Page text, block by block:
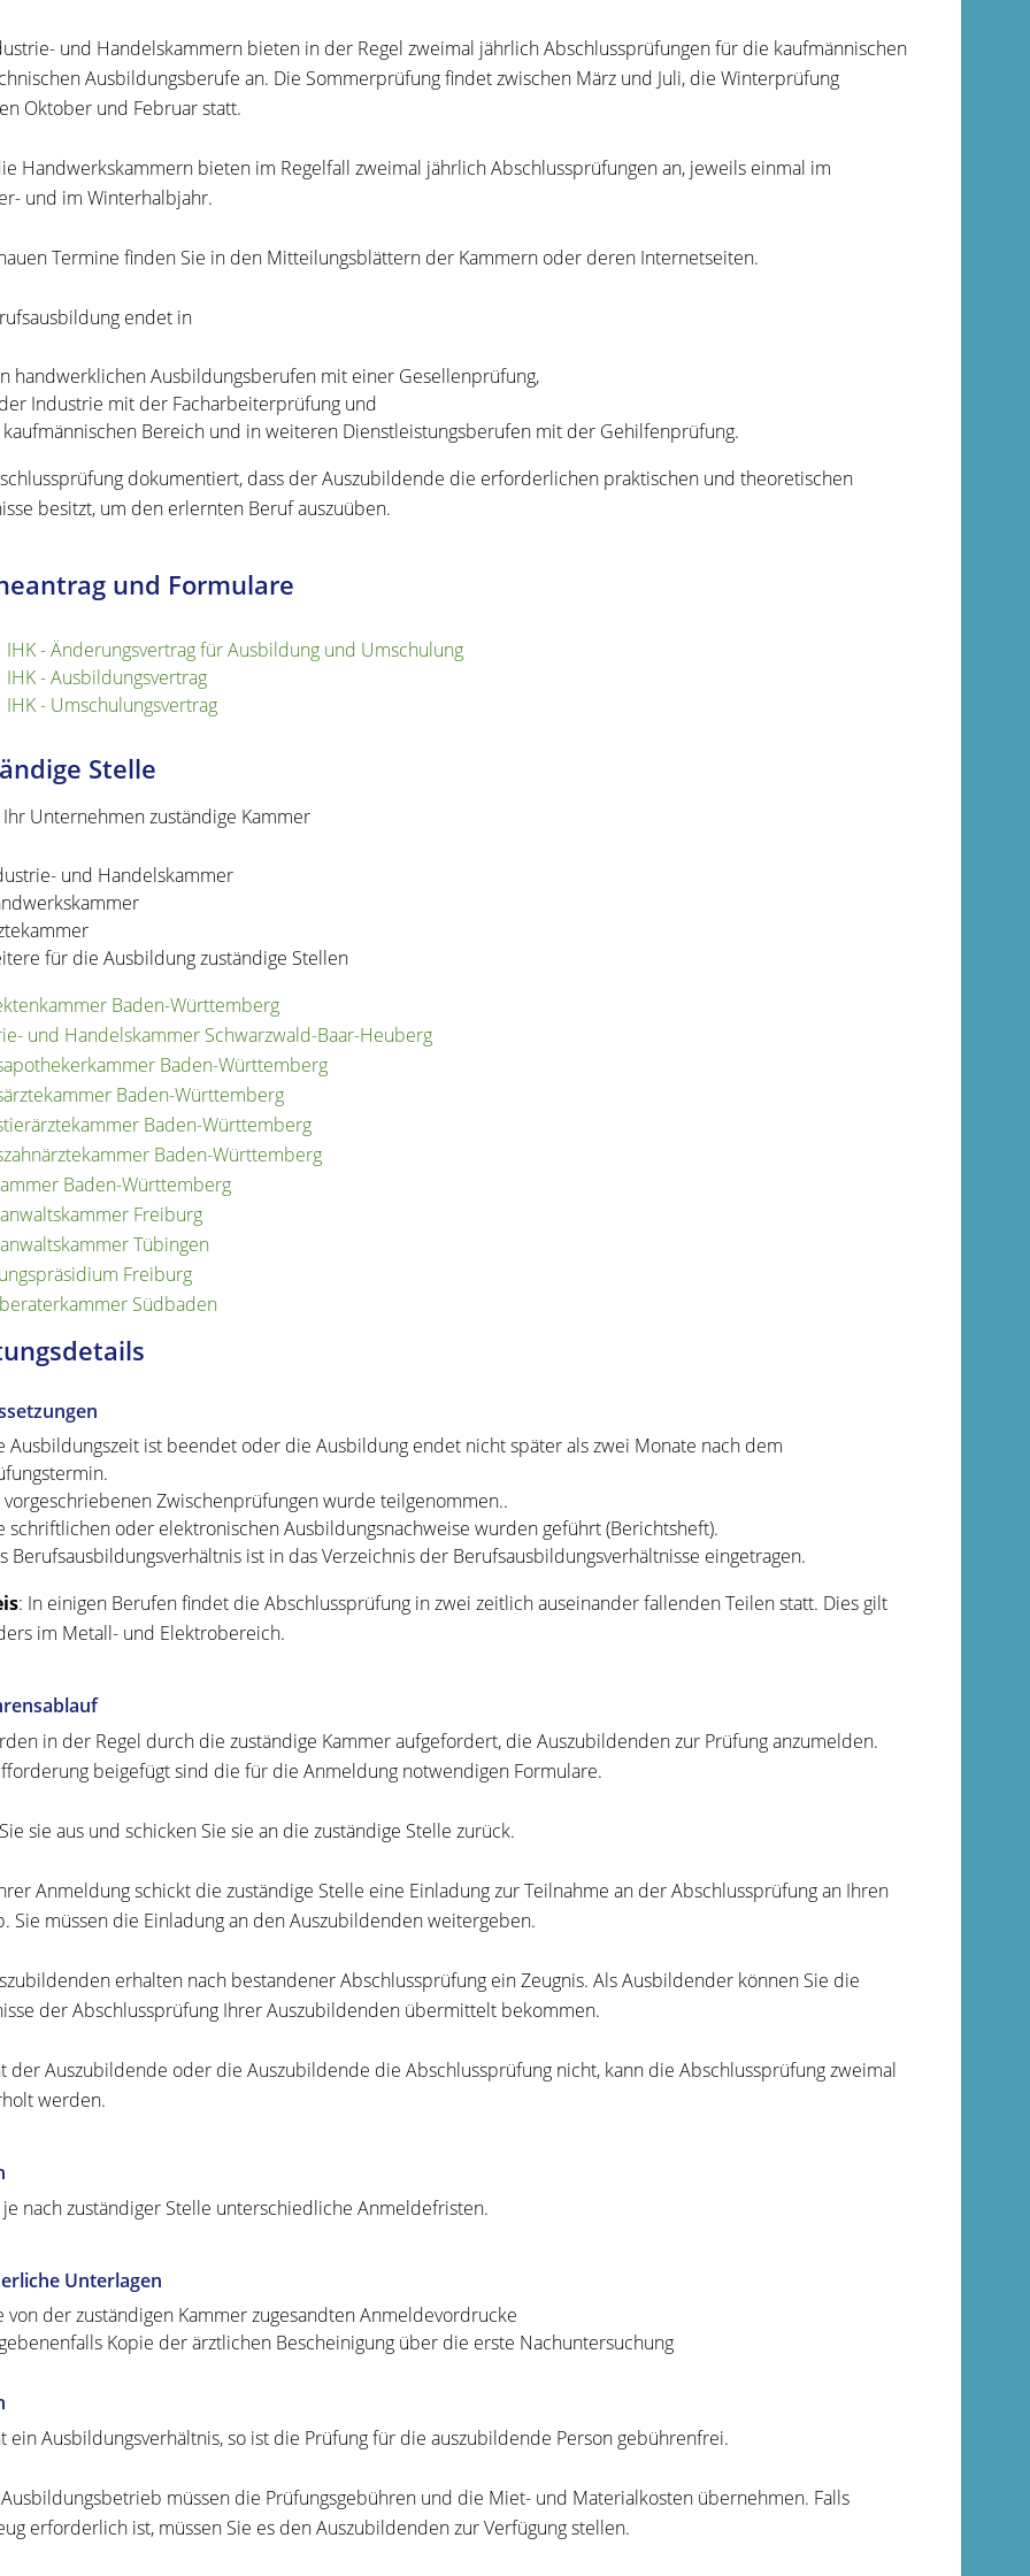
und Handelskammern bieten in der Regel zweimal jährlich Abschlussprüfungen für die kaufmännischen
Ausbildungsberufe an. Die Sommerprüfung findet zwischen März und Juli, die Winterprüfung
Oktober und Februar statt.
Handwerkskammern bieten im Regelfall zweimal jährlich Abschlussprüfungen an, jeweils einmal im
und im Winterhalbjahr.
Termine finden Sie in den Mitteilungsblättern der Kammern oder deren Internetseiten.
endet in
handwerklichen Ausbildungsberufen mit einer Gesellenprüfung,
Industrie mit der Facharbeiterprüfung und
Bereich und in weiteren Dienstleistungsberufen mit der Gehilfenprüfung.
dokumentiert, dass der Auszubildende die erforderlichen praktischen und theoretischen
besitzt, um den erlernten Beruf auszuüben.
und Formulare
IHK - Änderungsvertrag für Ausbildung und Umschulung
IHK - Ausbildungsvertrag
IHK - Umschulungsvertrag
Stelle
Unternehmen zuständige Kammer
und Handelskammer
für die Ausbildung zuständige Stellen
Baden-Württemberg
und Handelskammer Schwarzwald-Baar-Heuberg
Baden-Württemberg
Baden-Württemberg
Baden-Württemberg
Baden-Württemberg
Baden-Württemberg
Freiburg
Tübingen
Freiburg
Südbaden
Ausbildungszeit ist beendet oder die Ausbildung endet nicht später als zwei Monate nach dem
vorgeschriebenen Zwischenprüfungen wurde teilgenommen..
schriftlichen oder elektronischen Ausbildungsnachweise wurden geführt (Berichtsheft).
Berufsausbildungsverhältnis ist in das Verzeichnis der Berufsausbildungsverhältnisse eingetragen.
: In einigen Berufen findet die Abschlussprüfung in zwei zeitlich auseinander fallenden Teilen statt. Dies gilt
im Metall- und Elektrobereich.
in der Regel durch die zuständige Kammer aufgefordert, die Auszubildenden zur Prüfung anzumelden.
beigefügt sind die für die Anmeldung notwendigen Formulare.
sie aus und schicken Sie sie an die zuständige Stelle zurück.
Anmeldung schickt die zuständige Stelle eine Einladung zur Teilnahme an der Abschlussprüfung an Ihren
Sie müssen die Einladung an den Auszubildenden weitergeben.
erhalten nach bestandener Abschlussprüfung ein Zeugnis. Als Ausbildender können Sie die
der Abschlussprüfung Ihrer Auszubildenden übermittelt bekommen.
der Auszubildende oderdie Auszubildende die Abschlussprüfung nicht, kann die Abschlussprüfungzweimal
t werden.
je nach zuständiger Stelle unterschiedliche Anmeldefristen.
Unterlagen
von der zuständigen Kammer zugesandten Anmeldevordrucke
Kopie der ärztlichen Bescheinigung über die erste Nachuntersuchung
ein Ausbildungsverhältnis, so ist die Prüfung für die auszubildende Person gebührenfrei.
müssen die Prüfungsgebühren und die Miet- und Materialkosten übernehmen. Falls
erforderlich ist, müssen Sie es den Auszubildenden zur Verfügung stellen.